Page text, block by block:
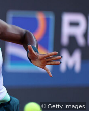
© Getty Images